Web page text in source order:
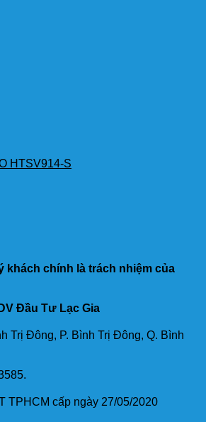
HTSV914-S
khách chính là trách nhiệm của
Đầu Tư Lạc Gia
Trị Đông, P. Bình Trị Đông, Q. Bình
TPHCM cấp ngày 27/05/2020